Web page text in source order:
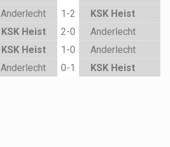
Anderlecht 1-2 KSK Heist
KSK Heist 2-0 Anderlecht
KSK Heist 1-0 Anderlecht
Anderlecht 0-1 KSK Heist